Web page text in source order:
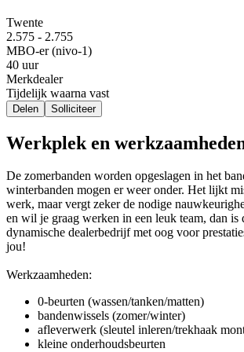
Twente
2.575 - 2.755
MBO-er (nivo-1)
40 uur
Merkdealer
Tijdelijk waarna vast
Delen Solliciteer
Werkplek en
De zomerbanden worden opgeslagen in het
winterbanden mogen er weer onder. Het lijkt
werk, maar vergt zeker de nodige
en wil je graag werken in een leuk team, dan is
dynamische dealerbedrijf met oog voor
jou!
Werkzaamheden:
0-beurten (wassen/tanken/matten)
bandenwissels (zomer/winter)
afleverwerk (sleutel inleren/trekhaak
kleine onderhoudsbeurten